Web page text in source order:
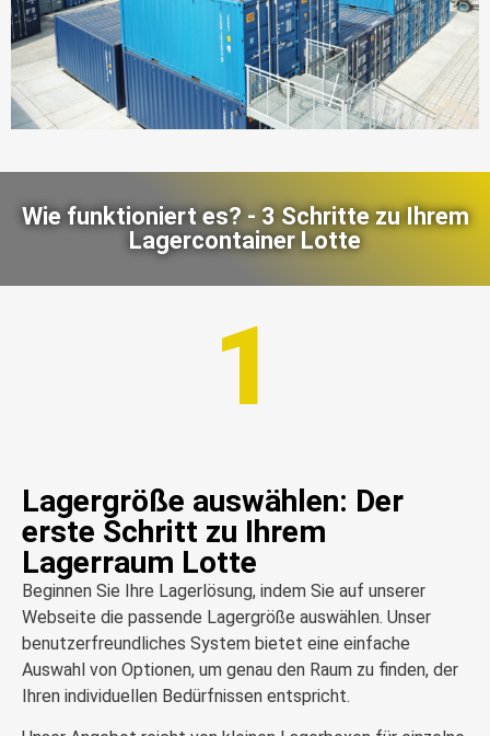
Wie funktioniert es? - 3 Schritte zu Ihrem
Lagercontainer Lotte
1
Lagergröße auswählen: Der
erste Schritt zu Ihrem
Lagerraum Lotte
Beginnen Sie Ihre Lagerlösung, indem Sie auf unserer
Webseite die passende Lagergröße auswählen. Unser
benutzerfreundliches System bietet eine einfache
Auswahl von Optionen, um genau den Raum zu finden, der
Ihren individuellen Bedürfnissen entspricht.